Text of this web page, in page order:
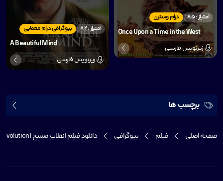
درام وسترن امتیاز : 8.5
Once Upon a Time in the West
زیرنویس فارسی
بیوگرافی درام معمایی امتیاز : 8.2
A Beautiful Mind
زیرنویس فارسی
برچسب ها
صفحه اصلی فیلم بیوگرافی دانلود فیلم انقلاب مسیح | Jesus Revolution